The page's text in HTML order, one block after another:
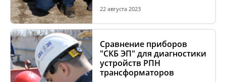
22 августа 2023
Сравнение приборов
"СКБ ЭП" для диагностики
устройств РПН
трансформаторов